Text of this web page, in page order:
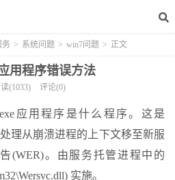
务 > 系统问题 > win7问题 > 正文
用程序错误方法
(1033) 评论(0)
应用程序是什么程序。这是
理从崩溃进程的上下文移至新服
(WER)。由服务托管进程中的
实施。